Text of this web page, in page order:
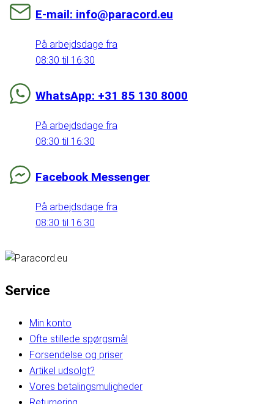
E-mail: info@paracord.eu
På arbejdsdage fra
08:30 til 16:30
WhatsApp: +31 85 130 8000
På arbejdsdage fra
08:30 til 16:30
Facebook Messenger
På arbejdsdage fra
08:30 til 16:30
Service
Min konto
Ofte stillede spørgsmål
Forsendelse og priser
Artikel udsolgt?
Vores betalingsmuligheder